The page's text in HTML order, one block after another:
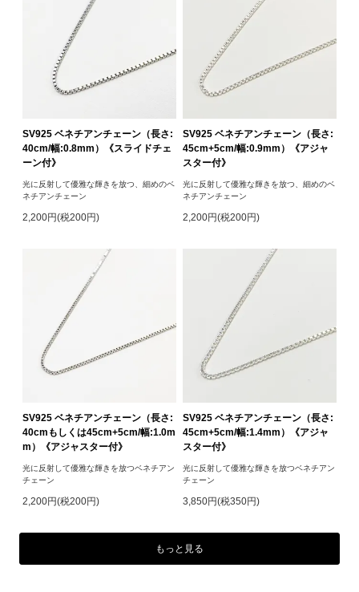
SV925 ベネチアンチェーン（長さ:
40cm/幅:0.8mm）《スライドチェ
ーン付》
光に反射して優雅な輝きを放つ、細めのベ
ネチアンチェーン
2,200円(税200円)
SV925 ベネチアンチェーン（長さ:
45cm+5cm/幅:0.9mm）《アジャ
スター付》
光に反射して優雅な輝きを放つ、細めのベ
ネチアンチェーン
2,200円(税200円)
SV925 ベネチアンチェーン（長さ:
40cmもしくは45cm+5cm/幅:1.0m
m）《アジャスター付》
光に反射して優雅な輝きを放つベネチアン
チェーン
2,200円(税200円)
SV925 ベネチアンチェーン（長さ:
45cm+5cm/幅:1.4mm）《アジャ
スター付》
光に反射して優雅な輝きを放つベネチアン
チェーン
3,850円(税350円)
もっと見る